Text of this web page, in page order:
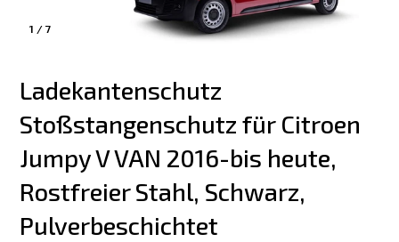
1 / 7
Ladekantenschutz
Stoßstangenschutz für Citroen
Jumpy V VAN 2016-bis heute,
Rostfreier Stahl, Schwarz,
Pulverbeschichtet